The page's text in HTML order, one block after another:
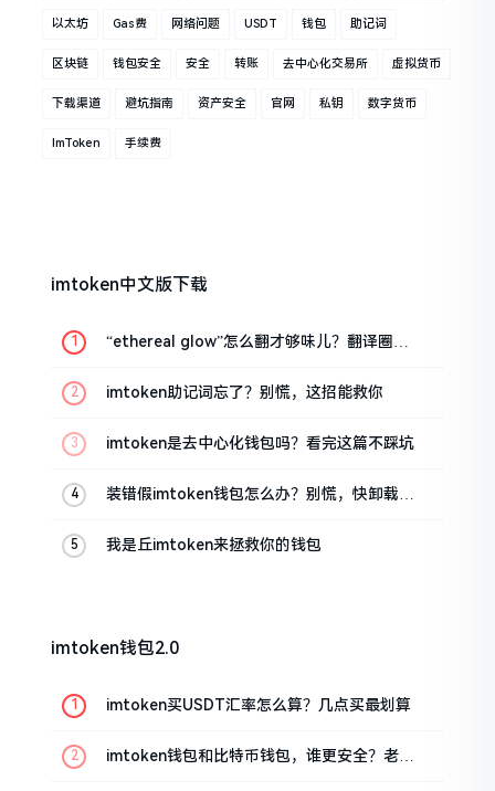
以太坊 Gas费 网络问题 USDT 钱包 助记词
区块链 钱包安全 安全 转账 去中心化交易所 虚拟货币
下载渠道 避坑指南 资产安全 官网 私钥 数字货币
ImToken 手续费
imtoken中文版下载
“ethereal glow”怎么翻才够味儿？翻译圈老
imtoken助记词忘了？别慌，这招能救你
imtoken是去中心化钱包吗？看完这篇不踩坑
装错假imtoken钱包怎么办？别慌，快卸载，
我是丘imtoken来拯救你的钱包
imtoken钱包2.0
imtoken买USDT汇率怎么算？几点买最划算
imtoken钱包和比特币钱包，谁更安全？老玩